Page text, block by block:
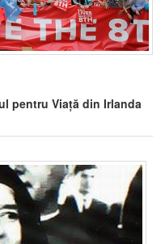
pentru Viață din Irlanda